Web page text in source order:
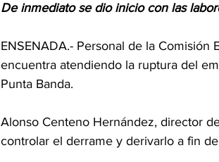
De inmediato se dio inicio con las
ENSENADA.- Personal de la Comisión
encuentra atendiendo la ruptura del
Punta Banda.
Alonso Centeno Hernández, director
controlar el derrame y derivarlo a fin